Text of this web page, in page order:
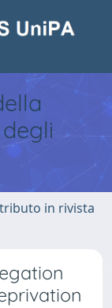
in rivista